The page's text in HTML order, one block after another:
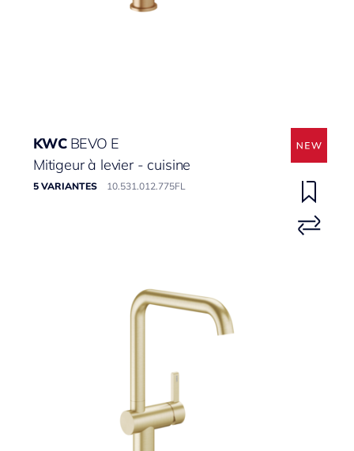
KWC BEVO E
Mitigeur à levier - cuisine
5 VARIANTES 10.531.012.775FL